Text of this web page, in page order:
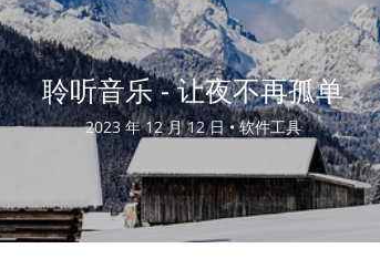
聆听音乐 - 让夜不再孤单
2023 年 12 月 12 日 •软件工具